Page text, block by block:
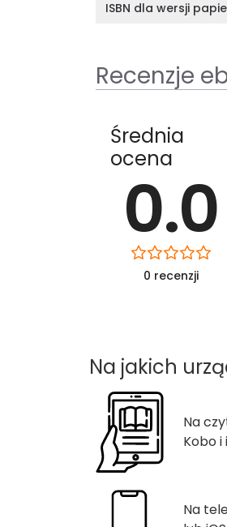
ISBN dla wersji
Recenzje
Średnia
ocena
0.0
0 recenzji
Na jakich
Na
Kobo
Na